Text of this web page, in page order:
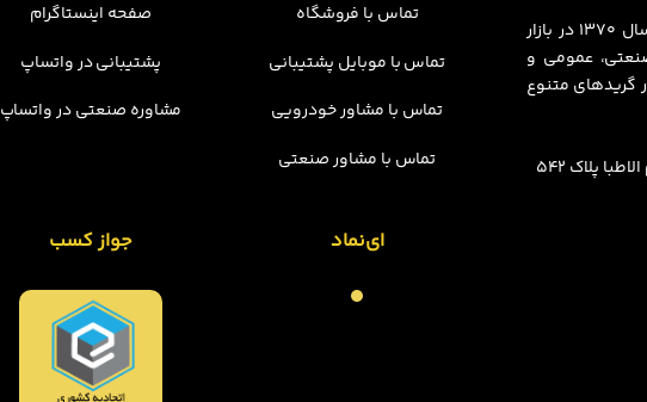
مجموعه چسبینه فعالیت خود را در قالب فروشگاه فیزیکی از سال ۱۳۷۰ در بازار
عمومی و
متنوع
پلاک 542
تماس با فروشگاه
تماس با موبایل پشتیبانی
تماس با مشاور خودرویی
تماس با مشاور صنعتی
صفحه اینستاگرام
پشتیبانی در واتساپ
مشاوره صنعتی در واتساپ
ای‌نماد جواز کسب